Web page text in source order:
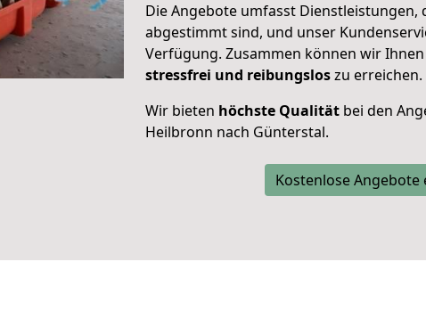
Die Angebote umfasst Dienstleistungen,
abgestimmt sind, und unser
Verfügung. Zusammen können wir
stressfrei und reibungsloszu erreichen.
Wir bieten höchste Qualität bei den
Heilbronn nach Günterstal.
Kostenlose Angebote